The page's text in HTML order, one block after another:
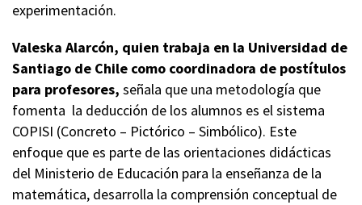
experimentación.
Valeska Alarcón, quien trabaja en la Universidad de
Santiago de Chile como coordinadora de postítulos
para profesores, señala que una metodología que
fomenta la deducción de los alumnos es el sistema
COPISI (Concreto – Pictórico – Simbólico). Este
enfoque que es parte de las orientaciones didácticas
del Ministerio de Educación para la enseñanza de la
matemática, desarrolla la comprensión conceptual de